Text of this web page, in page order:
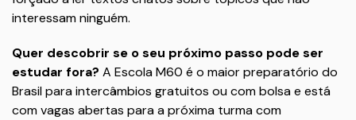
interessam ninguém.
Quer descobrir se o seu próximo passo pode ser
estudar fora? A Escola M60 é o maior preparatório do
Brasil para intercâmbios gratuitos ou com bolsa e está
com vagas abertas para a próxima turma com